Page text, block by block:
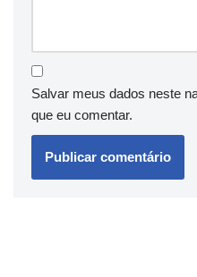
Salvar meus dados neste
que eu comentar.